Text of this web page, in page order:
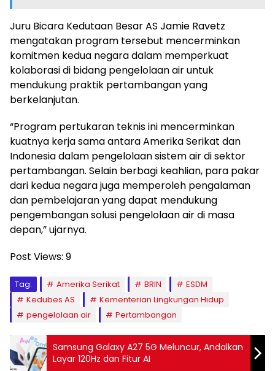
Juru Bicara Kedutaan Besar AS Jamie Ravetz
mengatakan program tersebut mencerminkan
komitmen kedua negara dalam memperkuat
kolaborasi di bidang pengelolaan air untuk
mendukung praktik pertambangan yang
berkelanjutan.
“Program pertukaran teknis ini mencerminkan
kuatnya kerja sama antara Amerika Serikat dan
Indonesia dalam pengelolaan sistem air di sektor
pertambangan. Selain berbagi keahlian, para pakar
dari kedua negara juga memperoleh pengalaman
dan pembelajaran yang dapat mendukung
pengembangan solusi pengelolaan air di masa
depan,” ujarnya.
Post Views: 9
Tag: Amerika Serikat BRIN
ESDM
Kedubes AS
Kementerian Lingkungan Hidup
pengelolaan air
Pertambangan
Samsung Galaxy A27 5G Meluncur, Andalkan
Layar 120Hz dan Fitur AI